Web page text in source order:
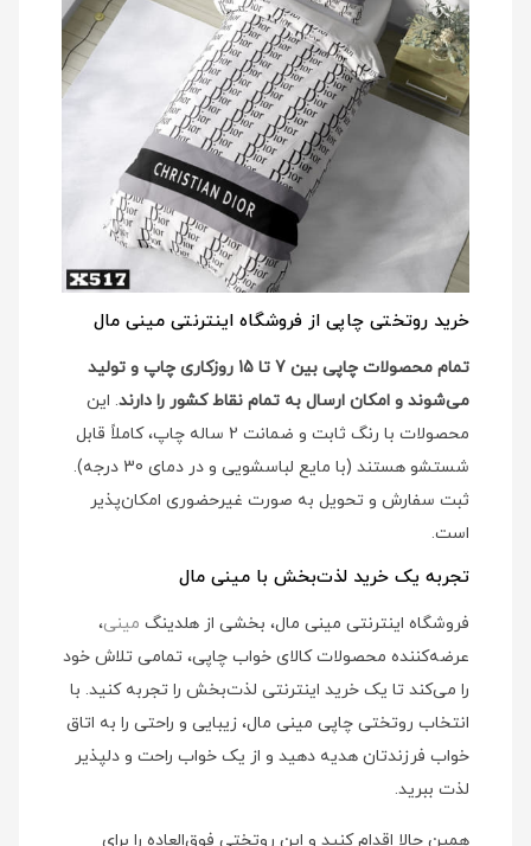
خرید روتختی چاپی از فروشگاه اینترنتی مینی مال
تمام محصولات چاپی بین 7 تا 15 روزکاری چاپ و تولید
می‌شوند و امکان ارسال به تمام نقاط کشور را دارند. این
محصولات با رنگ ثابت و ضمانت 2 ساله چاپ، کاملاً قابل
شستشو هستند (با مایع لباسشویی و در دمای 30 درجه).
ثبت سفارش و تحویل به صورت غیرحضوری امکان‌پذیر
است.
تجربه یک خرید لذت‌بخش با مینی مال
فروشگاه اینترنتی مینی مال، بخشی از هلدینگ مینی،
عرضه‌کننده محصولات کالای خواب چاپی، تمامی تلاش خود
را می‌کند تا یک خرید اینترنتی لذت‌بخش را تجربه کنید. با
انتخاب روتختی چاپی مینی مال، زیبایی و راحتی را به اتاق
خواب فرزندتان هدیه دهید و از یک خواب راحت و دلپذیر
لذت ببرید.
همین حالا اقدام کنید و این روتختی فوق‌العاده را برای